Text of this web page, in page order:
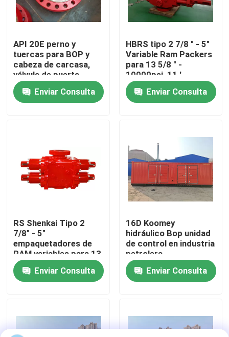
Inicio
Productos
Sobre nosotros
Control de Calidad
noticias
Todos los casos
Trazador de líneas de la bomba de fango
API 20E perno y
tuercas para BOP y
cabeza de carcasa,
válvula de puerta
Enviar Consulta
HBRS tipo 2 7/8 " - 5"
Variable Ram Packers
para 13 5/8 " -
10000psi, 11 ′
′-5000PSI
Enviar Consulta
RS Shenkai Tipo 2
7/8" - 5"
empaquetadores de
RAM variables para 13
5/8" - 5000psi
Enviar Consulta
16D Koomey
hidráulico Bop unidad
de control en industria
petrolera
Enviar Consulta